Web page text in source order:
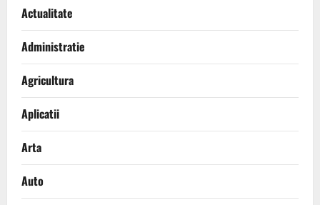
Actualitate
Administratie
Agricultura
Aplicatii
Arta
Auto